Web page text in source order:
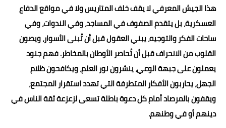
هذا الجيش المعرفي لا يقف خلف المتاريس ولا في مواقع الدفاع
العسكرية، بل يتقدم الصفوف في المساجد، وفي الندوات، وفي
ساحات الفكر والتوجيه، يبني العقول قبل أن تُبنى الأسوار، ويصون
القلوب من الانحراف قبل أن تُحاصر الأوطان بالمخاطر. فهم جنود
يعملون على جبهة الوعي، ينشرون نور العلم، ويكافحون ظلام
الجهل، يحاربون الأفكار المتطرفة التي تهدد استقرار المجتمع،
ويقفون بالمرصاد أمام كل دعوة باطلة تسعى لزعزعة ثقة الناس في
دينهم أو في وطنهم.